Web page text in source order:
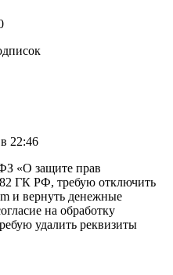
22:46
«О защите прав
ГК РФ, требую отключить
и вернуть денежные
на обработку
удалить реквизиты